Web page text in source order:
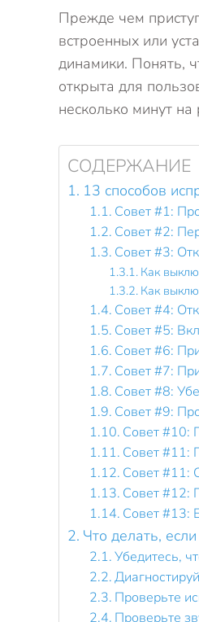
Прежде чем
встроенных или
динамики. Понять,
открыта для
несколько минут
СОДЕРЖАНИЕ
13 способов
Совет #1:
Совет #2:
Совет #3:
Как
Как
Совет #4:
Совет #5:
Совет #6:
Совет #7:
Совет #8:
Совет #9:
Совет #10:
Совет #11:
Совет #11:
Совет #12:
Совет #13:
Что делать,
Убедитесь,
Проверьте
Проверьте